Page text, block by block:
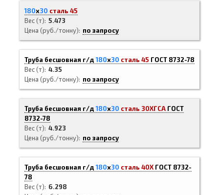
180х30 сталь 45
Вес (т) 5.473
Цена (руб./тонну)
по запросу
Труба бесшовная г/д180х30 сталь 45 ГОСТ 8732-78
Вес (т) 4.35
Цена (руб./тонну)
по запросу
Труба бесшовная г/д180х30 сталь 30ХГСА ГОСТ
8732-78
Вес (т) 4.923
Цена (руб./тонну)
по запросу
Труба бесшовная г/д180х30 сталь 40Х ГОСТ 8732-
78
Вес (т)
6.298